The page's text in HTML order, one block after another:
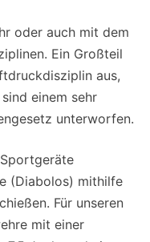
oder auch mit dem
Ein Großteil
aus,
einem sehr
unterworfen.
(Diabolos) mithilfe
Für unseren
mit einer